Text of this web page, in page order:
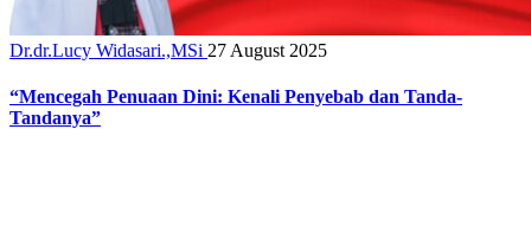
Dr.dr.Lucy Widasari.,MSi 27 August 2025
“Mencegah Penuaan Dini: Kenali Penyebab dan Tanda-
Tandanya”